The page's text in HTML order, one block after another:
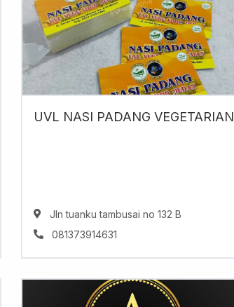
UVL NASI PADANG VEGETARIAN
Jln tuanku tambusai no 132 B
081373914631